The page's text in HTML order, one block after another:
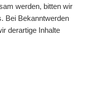
werden, bitten wir
Bei Bekanntwerden
derartige Inhalte